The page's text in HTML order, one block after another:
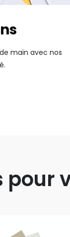
main avec nos